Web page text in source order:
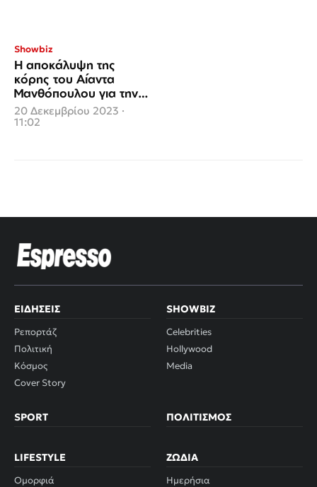
Showbiz
Η αποκάλυψη της
κόρης του Αίαντα
Μανθόπουλου για την
μάχη με την σκλήρυνση
κατά πλάκας
20 Δεκεμβρίου 2023 ·
11:02
ΕΙΔΉΣΕΙΣ
Ρεπορτάζ
Πολιτική
Κόσμος
Cover Story
SHOWBIZ
Celebrities
Hollywood
Media
SPORT ΠΟΛΙΤΙΣΜΌΣ
LIFESTYLE
Ομορφιά
ΖΏΔΙΑ
Ημερήσια